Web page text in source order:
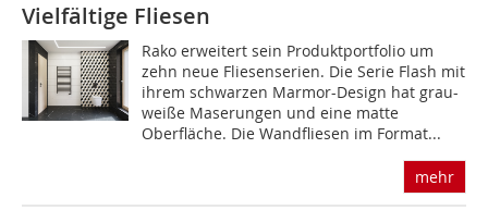
Vielfältige Fliesen
Rako erweitert sein Produktportfolio um
zehn neue Fliesen­serien. Die Serie Flash mit
ihrem schwarzen Marmor-Design hat grau-
weiße Maserungen und eine matte
Oberfläche. Die Wandfliesen im Format...
mehr